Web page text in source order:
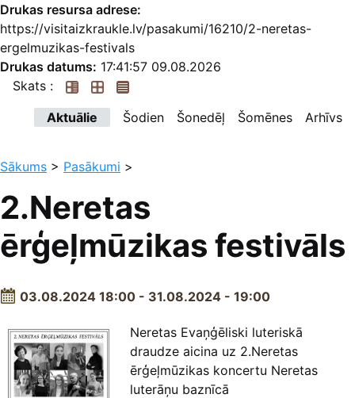
Drukas resursa adrese:
https://visitaizkraukle.lv/pasakumi/16210/2-neretas-
ergelmuzikas-festivals
Drukas datums: 17:41:57 09.08.2026
Skats :
Aktuālie
Šodien Šonedēļ Šomēnes Arhīvs
Sākums > Pasākumi >
2.Neretas
ērģeļmūzikas festivāls
03.08.2024 18:00 - 31.08.2024 - 19:00
Neretas Evaņģēliski luteriskā
draudze aicina uz 2.Neretas
ērģeļmūzikas koncertu Neretas
luterāņu baznīcā